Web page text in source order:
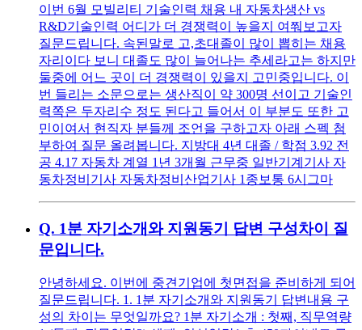
이번 6월 모빌리티 기술인력 채용 내 자동차생산 vs
R&D기술인력 어디가 더 경쟁력이 높을지 여쭤보고자
질문드립니다. 속된말로 고,초대졸이 많이 뽑히는 채용
자리이다 보니 대졸도 많이 늘어나는 추세라고는 하지만
둘중에 어느 곳이 더 경쟁력이 있을지 고민중입니다. 이
번 들리는 소문으로는 생산직이 약 300명 선이고 기술인
력쪽은 두자리수 정도 된다고 들어서 이 부분도 또한 고
민이여서 현직자 분들께 조언을 구하고자 아래 스펙 첨
부하여 질문 올려봅니다. 지방대 4년 대졸 / 학점 3.92 전
공 4.17 자동차 계열 1년 3개월 근무중 일반기계기사 자
동차정비기사 자동차정비산업기사 1종보통 6시그마
Q. 1분 자기소개와 지원동기 답변 구성차이 질
문입니다.
안녕하세요. 이번에 중견기업에 첫면접을 준비하게 되어
질문드립니다. 1. 1분 자기소개와 지원동기 답변내용 구
성의 차이는 무엇일까요? 1분 자기소개 : 첫째, 직무역량